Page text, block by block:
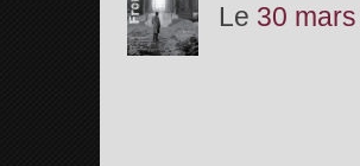
Le 30